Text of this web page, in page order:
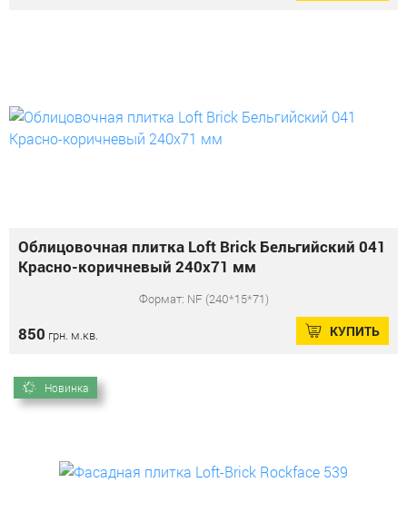
Облицовочная плитка Loft Brick Бельгийский 041
Красно-коричневый 240x71 мм
Формат: NF (240*15*71)
850 грн. м.кв. КУПИТЬ
Новинка